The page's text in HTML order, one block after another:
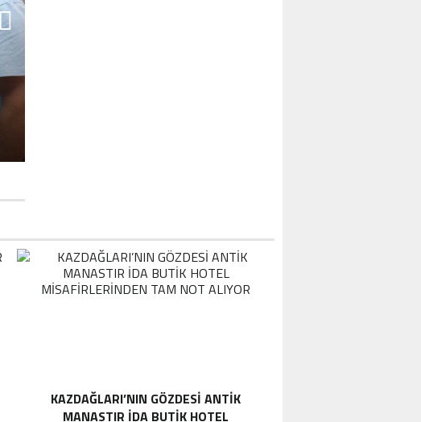
KAZDAĞLARI’NIN GÖZDESI ANTIK
MANASTIR İDA BUTIK HOTEL